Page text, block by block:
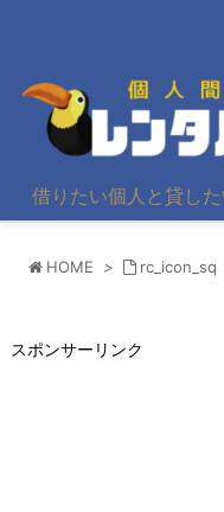
借りたい個人と貸し
HOME > rc_icon_sq
スポンサーリンク